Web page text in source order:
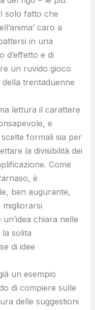
solo fatto che
caro a
in una
d’effetto e di
un ruvido gioco
della trentaduenne
lettura il carattere
e
formali sia per
la divisibilità dei
Come
è
ben augurante,
migliorarsi
chiara nelle
solita
di idee
un esempio
di compiere sulle
delle suggestioni